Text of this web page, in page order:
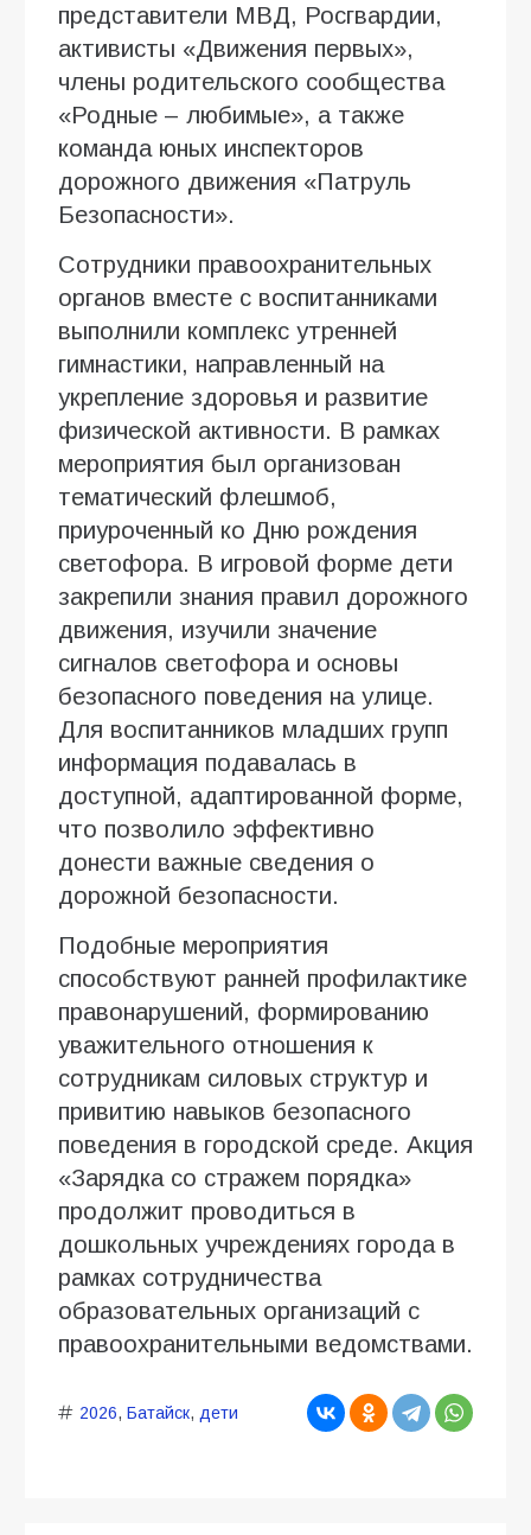
представители МВД, Росгвардии,
активисты «Движения первых»,
члены родительского сообщества
«Родные – любимые», а также
команда юных инспекторов
дорожного движения «Патруль
Безопасности».
Сотрудники правоохранительных
органов вместе с воспитанниками
выполнили комплекс утренней
гимнастики, направленный на
укрепление здоровья и развитие
физической активности. В рамках
мероприятия был организован
тематический флешмоб,
приуроченный ко Дню рождения
светофора. В игровой форме дети
закрепили знания правил дорожного
движения, изучили значение
сигналов светофора и основы
безопасного поведения на улице.
Для воспитанников младших групп
информация подавалась в
доступной, адаптированной форме,
что позволило эффективно
донести важные сведения о
дорожной безопасности.
Подобные мероприятия
способствуют ранней профилактике
правонарушений, формированию
уважительного отношения к
сотрудникам силовых структур и
привитию навыков безопасного
поведения в городской среде. Акция
«Зарядка со стражем порядка»
продолжит проводиться в
дошкольных учреждениях города в
рамках сотрудничества
образовательных организаций с
правоохранительными ведомствами.
2026, Батайск, дети